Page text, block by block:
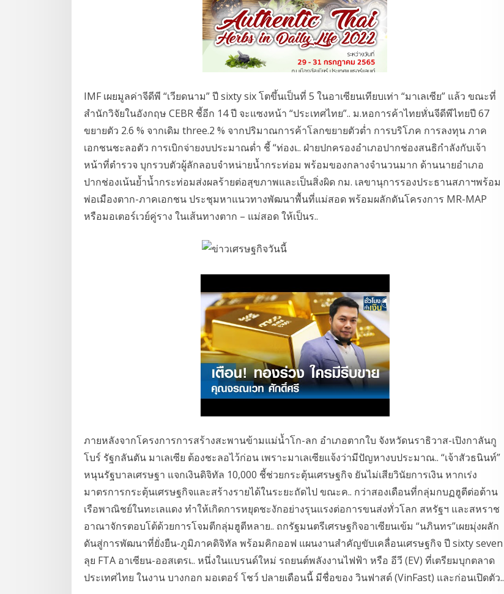
IMF เผยมูลค่าจีดีพี “เวียดนาม” ปี sixty six โตขึ้นเป็นที่ 5 ในอาเซียนเทียบเท่า “มาเลเซีย” แล้ว ขณะที่
สำนักวิจัยในอังกฤษ CEBR ชี้อีก 14 ปี จะแซงหน้า “ประเทศไทย”.. ม.หอการค้าไทยหั่นจีดีพีไทยปี 67
ขยายตัว 2.6 % จากเดิม three.2 % จากปริมาณการค้าโลกขยายตัวต่ำ การบริโภค การลงทุน ภาค
เอกชนชะลอตัว การเบิกจ่ายงบประมาณต่ำ ชี้ “ท่องเ.. ฝ่ายปกครองอำเภอปากช่องสนธิกำลังกับเจ้า
หน้าที่ตำรวจ บุกรวบตัวผู้ลักลอบจำหน่ายน้ำกระท่อม พร้อมของกลางจำนวนมาก ด้านนายอำเภอ
ปากช่องเน้นย้ำน้ำกระท่อมส่งผลร้ายต่อสุขภาพและเป็นสิ่งผิด กม. เลขานุการรองประธานสภาฯพร้อม
พ่อเมืองตาก-ภาคเอกชน ประชุมหาแนวทางพัฒนาพื้นที่แม่สอด พร้อมผลักดันโครงการ MR-MAP
หรือมอเตอร์เวย์คู่ราง ในเส้นทางตาก – แม่สอด ให้เป็นร..
ภายหลังจากโครงการการสร้างสะพานข้ามแม่น้ำโก-ลก อำเภอตากใบ จังหวัดนราธิวาส-เปิงกาลันกู
โบร์ รัฐกลันตัน มาเลเซีย ต้องชะลอไว้ก่อน เพราะมาเลเซียแจ้งว่ามีปัญหางบประมาณ.. “เจ้าสัวธนินท์”
หนุนรัฐบาลเศรษฐา แจกเงินดิจิทัล 10,000 ชี้ช่วยกระตุ้นเศรษฐกิจ ยันไม่เสียวินัยการเงิน หากเร่ง
มาตรการกระตุ้นเศรษฐกิจและสร้างรายได้ในระยะถัดไป ขณะค.. กว่าสองเดือนที่กลุ่มกบฏฮูตีต่อต้าน
เรือพาณิชย์ในทะเลแดง ทำให้เกิดการหยุดชะงักอย่างรุนแรงต่อการขนส่งทั่วโลก สหรัฐฯ และสหราช
อาณาจักรตอบโต้ด้วยการโจมตีกลุ่มฮูตีหลาย.. ถกรัฐมนตรีเศรษฐกิจอาเซียนเข้ม “นภินทร”เผยมุ่งผลัก
ดันสู่การพัฒนาที่ยั่งยืน-ภูมิภาคดิจิทัล พร้อมคิกออฟ แผนงานสำคัญขับเคลื่อนเศรษฐกิจ ปี sixty seven
ลุย FTA อาเซียน-ออสเตรเ.. หนึ่งในแบรนด์ใหม่ รถยนต์พลังงานไฟฟ้า หรือ อีวี (EV) ที่เตรียมบุกตลาด
ประเทศไทย ในงาน บางกอก มอเตอร์ โชว์ ปลายเดือนนี้ มีชื่อของ วินฟาสต์ (VinFast) และก่อนเปิดตัว..